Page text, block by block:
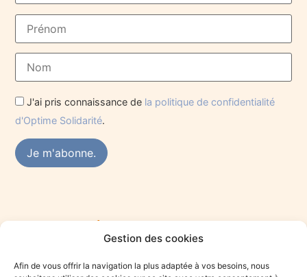
Gestion des cookies
Afin de vous offrir la navigation la plus adaptée à vos besoins, nous
Rejoindre le réseau des praticiens du mieux-
engager dans une démarche solidaire ? Rejoignez le collectif
J'ai pris connaissance de la politique de confidentialité
d'Optime Solidarité.